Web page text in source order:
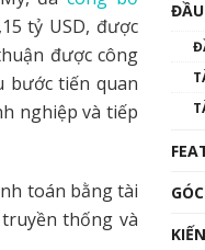
tỷ USD, được
được công
bước tiến quan
nghiệp và tiếp
toán bằng tài
thống và